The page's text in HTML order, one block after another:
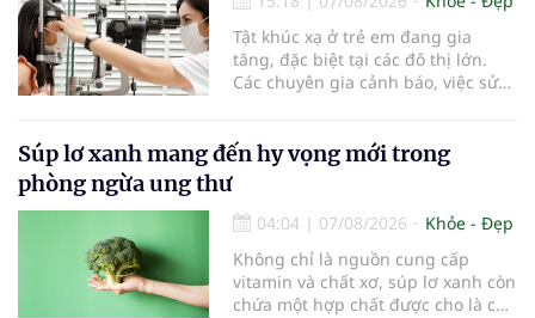
Tật khúc xạ ở trẻ em đang gia
tăng, đặc biệt tại các đô thị lớn.
Các chuyên gia cảnh báo, việc sử
trường học tập chưa đạt chuẩn
đang khiến tình trạng cận thị ngày
của gia đình, nhà trường và ngành
y tế để bảo vệ đôi mắt của thế hệ
tương lai.
Súp lơ xanh mang đến hy vọng mới trong
phòng ngừa ung thư
04:04 | 07/08/2026
Khỏe - Đẹp
Không chỉ là nguồn cung cấp
vitamin và chất xơ, súp lơ xanh còn
chứa một hợp chất được cho là có